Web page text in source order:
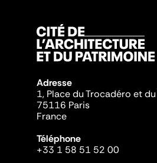
Adresse
1, Place du Trocadéro et
75116 Paris
France
Téléphone
+33 1 58 51 52 00